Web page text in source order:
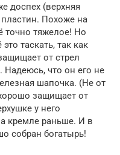
доспех (верхняя
Похоже на
точно тяжелое! Но
таскать, так как
от стрел
Надеюсь, что он его не
шапочка. (Не от
защищает от
у него
кремле раньше. И в
собран богатырь!